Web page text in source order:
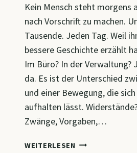
Kein Mensch steht morgens
nach Vorschrift zu machen.
Tausende. Jeden Tag. Weil
bessere Geschichte erzählt
Im Büro? In der Verwaltung?
da. Es ist der Unterschied
und einer Bewegung, die
aufhalten lässt.
Zwänge, Vorgaben,…
WEITERLESEN STORYTELLING